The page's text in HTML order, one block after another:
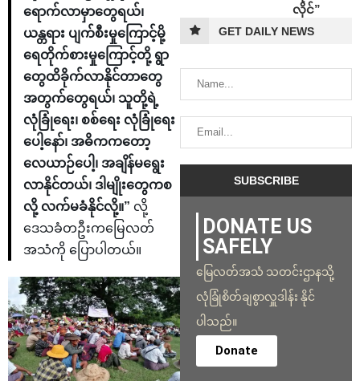
ရောက်လာမှာတွေရယ်၊
ယန္တရား ပျက်စီးမှုကြောင့်မို့
ရေတိုက်စားမှုကြောင့်တို့ ရွာ
တွေထိခိုက်လာနိုင်တာတွေ
အတွက်တွေရယ်၊ သူတို့ရဲ့
လုံခြုံရေး၊ စစ်ရေး လုံခြုံရေး
ပေါ့နော်၊ အဓိကကတော့
လေယာဉ်ပေါ့၊ အချိန်မရွေး
လာနိုင်တယ်၊ ဒါမျိုးတွေကစ
လို့ လက်မခံနိုင်လို့။” လို့
ဒေသခံတဦးကမြေလတ်
အသံကို ပြောပါတယ်။
လိုင်”
GET DAILY NEWS
DONATE US
SAFELY
မြေလတ်အသံ သတင်းဌာနသို့
လုံခြုံစိတ်ချစွာလှူဒါန်း နိုင်
ပါသည်။
Donate